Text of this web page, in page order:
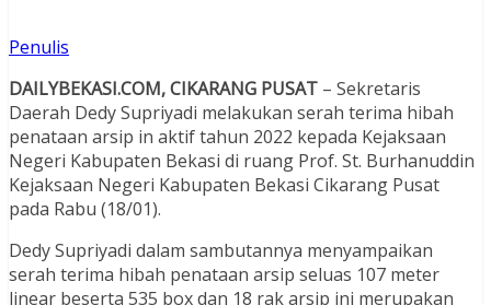
Penulis
DAILYBEKASI.COM, CIKARANG PUSAT – Sekretaris
Daerah Dedy Supriyadi melakukan serah terima hibah
penataan arsip in aktif tahun 2022 kepada Kejaksaan
Negeri Kabupaten Bekasi di ruang Prof. St. Burhanuddin
Kejaksaan Negeri Kabupaten Bekasi Cikarang Pusat
pada Rabu (18/01).
Dedy Supriyadi dalam sambutannya menyampaikan
serah terima hibah penataan arsip seluas 107 meter
linear beserta 535 box dan 18 rak arsip ini merupakan